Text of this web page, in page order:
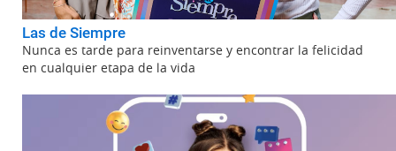
Las de Siempre
Nunca es tarde para reinventarse y encontrar la felicidad
en cualquier etapa de la vida